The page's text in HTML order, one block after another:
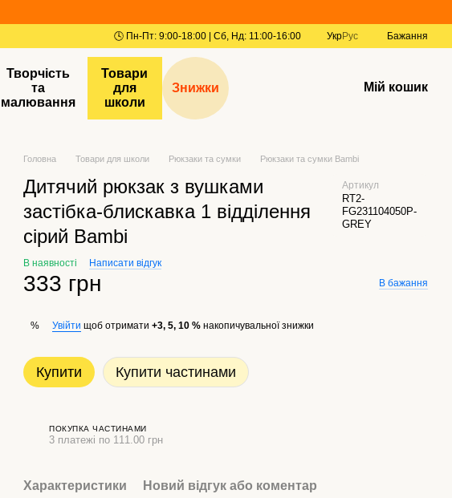
УкрРус Бажання
Творчість
та
малювання
Товари
для
школи
Знижки Мій кошик
Головна Товари для школи Рюкзаки та сумки Рюкзаки та сумки Bambi
Дитячий рюкзак з вушками
застібка-блискавка 1 відділення
сірий Bambi
Артикул
RT2-
FG231104050P-
GREY
В наявності Написати відгук
333 грн В бажання
% Увійти щоб отримати+3, 5, 10 % накопичувальної знижки
Купити Купити частинами
ПОКУПКА ЧАСТИНАМИ
3 платежі по 111.00 грн
Характеристики Новий відгук або коментар